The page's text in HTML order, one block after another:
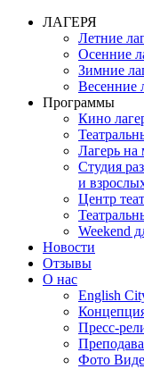
ЛАГЕРЯ
Летние
Осенние
Зимние
Весенние
Программы
Кино
Лагерь на
Студия
и
Центр
Weekend
Новости
Отзывы
О нас
English
Пресс-
Фото